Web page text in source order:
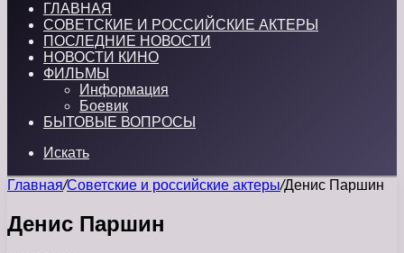
ГЛАВНАЯ
СОВЕТСКИЕ И РОССИЙСКИЕ АКТЕРЫ
ПОСЛЕДНИЕ НОВОСТИ
НОВОСТИ КИНО
ФИЛЬМЫ
Информация
Боевик
БЫТОВЫЕ ВОПРОСЫ
Искать
Главная/Советские и российские актеры/Денис Паршин
Денис Паршин